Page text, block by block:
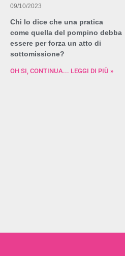
09/10/2023
Chi lo dice che una pratica
come quella del pompino debba
essere per forza un atto di
sottomissione?
OH SI, CONTINUA... LEGGI DI PIÙ »